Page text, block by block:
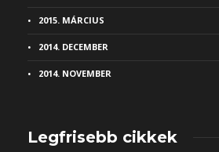
2015. MÁRCIUS
2014. DECEMBER
2014. NOVEMBER
Legfrisebb cikkek